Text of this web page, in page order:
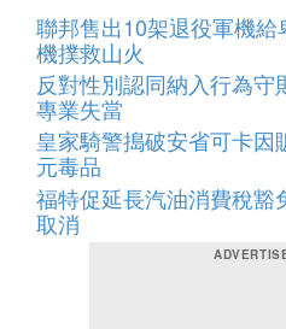
聯邦售出10架退役軍機
機撲救山火
反對性別認同納入行為
專業失當
皇家騎警搗破安省可卡
元毒品
福特促延長汽油消費稅
取消